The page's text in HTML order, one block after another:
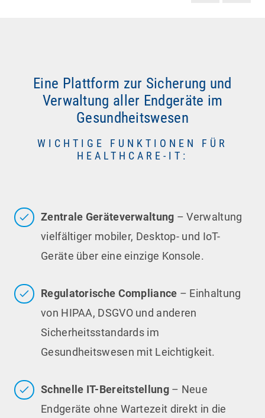
Eine Plattform zur Sicherung und
Verwaltung aller Endgeräte im
Gesundheitswesen
WICHTIGE FUNKTIONEN FÜR
HEALTHCARE-IT:
Zentrale Geräteverwaltung – Verwaltung
vielfältiger mobiler, Desktop- und IoT-
Geräte über eine einzige Konsole.
Regulatorische Compliance – Einhaltung
von HIPAA, DSGVO und anderen
Sicherheitsstandards im
Gesundheitswesen mit Leichtigkeit.
Schnelle IT-Bereitstellung – Neue
Endgeräte ohne Wartezeit direkt in die